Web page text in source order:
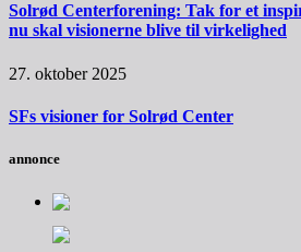
Solrød Centerforening: Tak for et
nu skal visionerne blive til virkelighed
27. oktober 2025
SFs visioner for Solrød Center
annonce